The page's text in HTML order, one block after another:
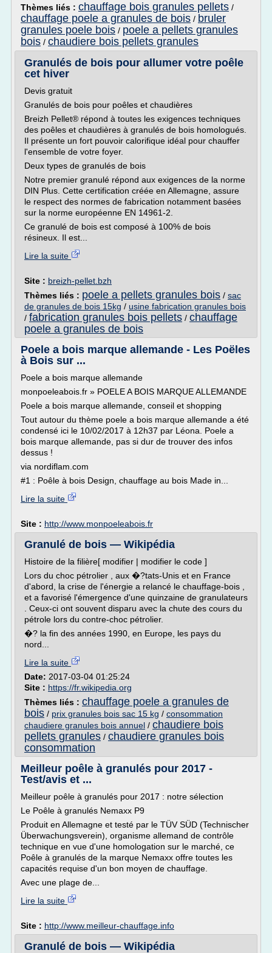
Thèmes liés : chauffage bois granules pellets /
chauffage poele a granules de bois / bruler
granules poele bois / poele a pellets granules
bois / chaudiere bois pellets granules
Granulés de bois pour allumer votre poêle
cet hiver
Devis gratuit
Granulés de bois pour poêles et chaudières
Breizh Pellet® répond à toutes les exigences techniques
des poêles et chaudières à granulés de bois homologués.
Il présente un fort pouvoir calorifique idéal pour chauffer
l'ensemble de votre foyer.
Deux types de granulés de bois
Notre premier granulé répond aux exigences de la norme
DIN Plus. Cette certification créée en Allemagne, assure
le respect des normes de fabrication notamment basées
sur la norme européenne EN 14961-2.
Ce granulé de bois est composé à 100% de bois
résineux. Il est...
Lire la suite
Site : breizh-pellet.bzh
Thèmes liés : poele a pellets granules bois / sac
de granules de bois 15kg / usine fabrication granules bois
/ fabrication granules bois pellets / chauffage
poele a granules de bois
Poele a bois marque allemande - Les Poëles
à Bois sur ...
Poele a bois marque allemande
monpoeleabois.fr » POELE A BOIS MARQUE ALLEMANDE
Poele a bois marque allemande, conseil et shopping
Tout autour du thème poele a bois marque allemande a été
condensé ici le 10/02/2017 à 12h37 par Léona. Poele a
bois marque allemande, pas si dur de trouver des infos
dessus !
via nordiflam.com
#1 : Poêle à bois Design, chauffage au bois Made in...
Lire la suite
Site : http://www.monpoeleabois.fr
Granulé de bois — Wikipédia
Histoire de la filière[ modifier | modifier le code ]
Lors du choc pétrolier , aux �?tats-Unis et en France
d'abord, la crise de l'énergie a relancé le chauffage-bois ,
et a favorisé l'émergence d'une quinzaine de granulateurs
. Ceux-ci ont souvent disparu avec la chute des cours du
pétrole lors du contre-choc pétrolier.
�? la fin des années 1990, en Europe, les pays du
nord...
Lire la suite
Date: 2017-03-04 01:25:24
Site : https://fr.wikipedia.org
Thèmes liés : chauffage poele a granules de
bois / prix granules bois sac 15 kg / consommation
chaudiere granules bois annuel / chaudiere bois
pellets granules / chaudiere granules bois
consommation
Meilleur poêle à granulés pour 2017 -
Test/avis et ...
Meilleur poêle à granulés pour 2017 : notre sélection
Le Poêle à granulés Nemaxx P9
Produit en Allemagne et testé par le TÜV SÜD (Technischer
Überwachungsverein), organisme allemand de contrôle
technique en vue d'une homologation sur le marché, ce
Poêle à granulés de la marque Nemaxx offre toutes les
capacités requise d'un bon moyen de chauffage.
Avec une plage de...
Lire la suite
Site : http://www.meilleur-chauffage.info
Granulé de bois — Wikipédia